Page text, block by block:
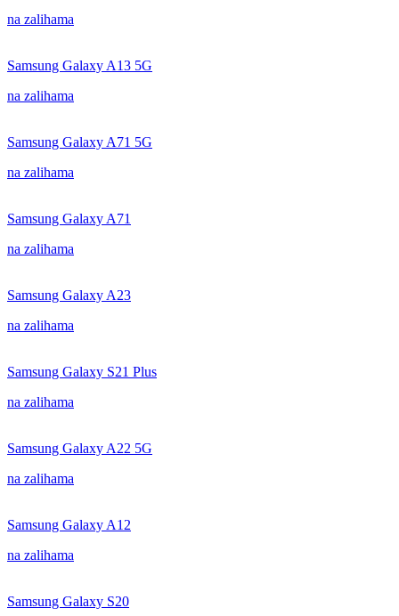
na zalihama
Samsung Galaxy A13 5G
na zalihama
Samsung Galaxy A71 5G
na zalihama
Samsung Galaxy A71
na zalihama
Samsung Galaxy A23
na zalihama
Samsung Galaxy S21 Plus
na zalihama
Samsung Galaxy A22 5G
na zalihama
Samsung Galaxy A12
na zalihama
Samsung Galaxy S20